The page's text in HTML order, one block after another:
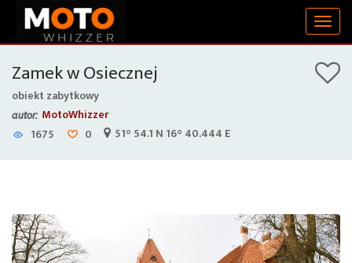
Zamek w Osiecznej
obiekt zabytkowy
autor: MotoWhizzer
1675
0 51° 54.1 N 16° 40.444 E